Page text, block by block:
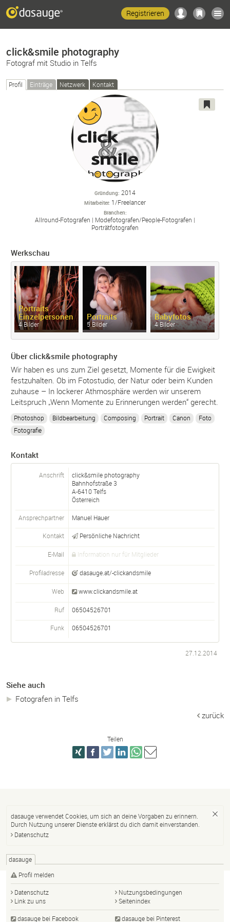
Registrieren
click&smile photography
Fotograf mit Studio in Telfs
Profil Einträge Netzwerk Kontakt
Gründung 2014
Mitarbeiter 1/Freelancer
Branchen
Allround-Fotografen Modefotografen/People-Fotografen
Porträtfotografen
Werkschau
Portraits
Einzelpersonen
4 Bilder
Portraits
5 Bilder
Babyfotos
4 Bilder
Über click&smile photography
Wir haben es uns zum Ziel gesetzt, Momente für die Ewigkeit
festzuhalten. Ob im Fotostudio, der Natur oder beim Kunden
zuhause – In lockerer Athmosphäre werden wir unserem
Leitspruch „Wenn Momente zu Erinnerungen werden“ gerecht.
Photoshop Bildbearbeitung Composing Portrait Canon
Foto
Fotografie
Kontakt
Anschrift
click&smile photography
Bahnhofstraße 3
A-6410Telfs
Österreich
Ansprechpartner Manuel Hauer
Kontakt Persönliche Nachricht
E-Mail Information nur für Mitglieder
Profiladresse dasauge.at/-clickandsmile
Web www.clickandsmile.at
Ruf 06504526701
Funk 06504526701
27.12.2014
Siehe auch
Fotografen in Telfs
zurück
Teilen
dasauge verwendet Cookies, um sich an deine Vorgaben zu erinnern.
Durch Nutzung unserer Dienste erklärst du dich damit einverstanden.
Datenschutz
dasauge
Profil melden
Datenschutz
Nutzungsbedingungen
Link zu uns
Seitenindex
dasauge bei Facebook dasauge bei Pinterest